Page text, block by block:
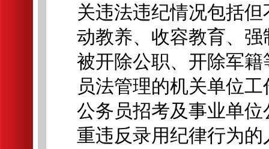
关违法违纪情况包括
动教养、收容教育、
被开除公职、开除军
员法管理的机关单位
公务员招考及事业单
重违反录用纪律行为